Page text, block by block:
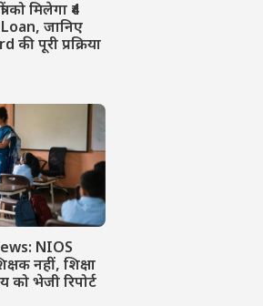
को मिलेगा ₹4
जानिए
पूरी प्रक्रिया
NIOS
नहीं, शिक्षा
को भेजी रिपोर्ट